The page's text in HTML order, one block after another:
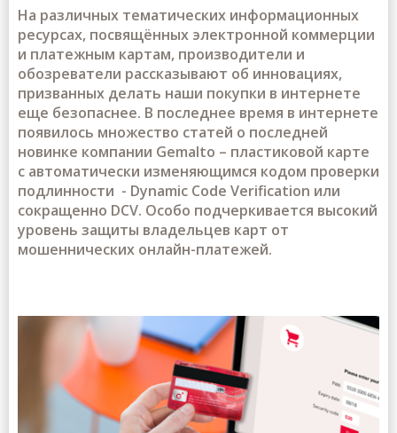
На различных тематических информационных
ресурсах, посвящённых электронной коммерции
и платежным картам, производители и
обозреватели рассказывают об инновациях,
призванных делать наши покупки в интернете
еще безопаснее. В последнее время в интернете
появилось множество статей о последней
новинке компании Gemalto – пластиковой карте
с автоматически изменяющимся кодом проверки
подлинности - Dynamic Code Verification или
сокращенно DCV. Особо подчеркивается высокий
уровень защиты владельцев карт от
мошеннических онлайн-платежей.